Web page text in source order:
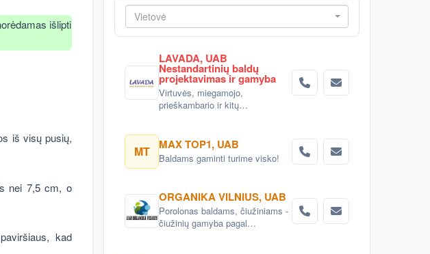
išlipti
iš visų pusių,
nei 7,5 cm, o
kad
Vietovė
LAVADA, UAB
Nestandartinių baldų
projektavimas ir gamyba
Virtuvės, miegamojo,
prieškambario ir kitų
Vilniuje
MT MAX TOP1, UAB
Baldams gaminti turime visko!
ORGANIKA VILNIUS, UAB
Porolonas baldams, čiužiniams -
čiužinių gamyba pagal